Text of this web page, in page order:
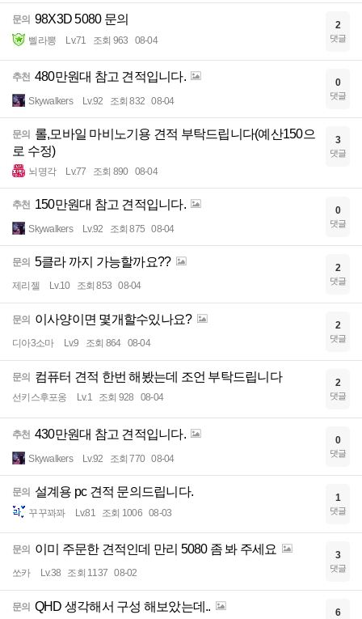
문의 98X3D 5080 문의
삘라뽕 Lv.71 조회 963 08-04
2
댓글
추천 480만원대 참고 견적입니다.
Skywalkers Lv.92 조회 832 08-04
0
댓글
문의 롤,모바일 마비노기용 견적 부탁드립니다(예산150으
로 수정)
뇌명각 Lv.77 조회 890 08-04
3
댓글
추천 150만원대 참고 견적입니다.
Skywalkers Lv.92 조회 875 08-04
0
댓글
문의 5클라 까지 가능할까요??
제리젤 Lv.10 조회 853 08-04
2
댓글
문의 이사양이면 몇개할수있나요?
디아3소마 Lv.9 조회 864 08-04
2
댓글
문의 컴퓨터 견적 한번 해봤는데 조언 부탁드립니다
선키스후포옹 Lv.1 조회 928 08-04
2
댓글
추천 430만원대 참고 견적입니다.
Skywalkers Lv.92 조회 770 08-04
0
댓글
문의 설계용 pc 견적 문의드립니다.
꾸꾸꽈꽈 Lv.81 조회 1006 08-03
1
댓글
문의 이미 주문한 견적인데 만리 5080 좀 봐 주세요
쏘카 Lv.38 조회 1137 08-02
3
댓글
문의 QHD 생각해서 구성 해보았는데.. 6